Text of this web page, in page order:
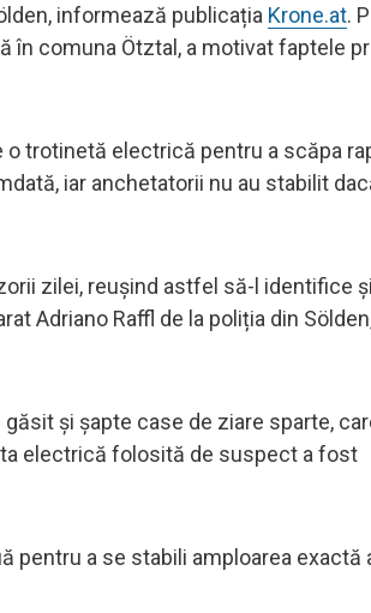
informează publicația Krone.at.
în comuna Ötztal, a motivat faptele
trotinetă electrică pentru a scăpa
iar anchetatorii nu au stabilit
zilei, reușind astfel să-l identifice
Adriano Raffl de la poliția din
și șapte case de ziare sparte,
electrică folosită de suspect a fost
pentru a se stabili amploarea exactă